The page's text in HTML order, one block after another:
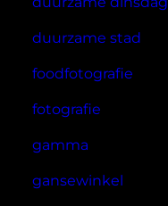
duurzame stad
foodfotografie
fotografie
gamma
gansewinkel